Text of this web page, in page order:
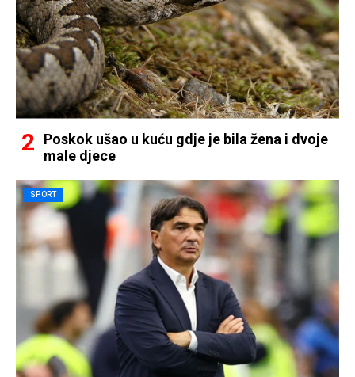
Poskok ušao u kuću gdje je bila žena i dvoje
male djece
SPORT